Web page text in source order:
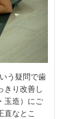
う疑問で歯
きり改善し
玉造）にご
直なとこ